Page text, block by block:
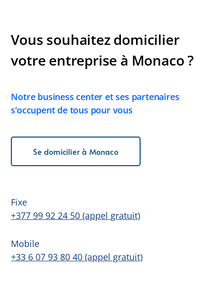
Vous souhaitez domicilier
votre entreprise à Monaco ?
Notre business center et ses partenaires
s’occupent de tous pour vous
Se domicilier à Monaco
Fixe
+377 99 92 24 50 (appel gratuit)
Mobile
+33 6 07 93 80 40 (appel gratuit)